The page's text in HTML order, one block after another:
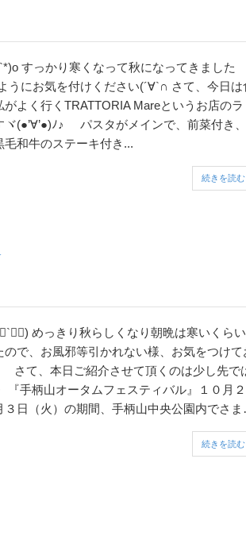
よく行くTRATTORIA Mareというお店のラ
メインで、前菜付き、
和牛のステーキ付き...
続きを読む
寒いくらい
ので、お風邪等引かれない様、お気をつけて
３日（火）の期間、手柄山中央公園内でさま
続きを読む